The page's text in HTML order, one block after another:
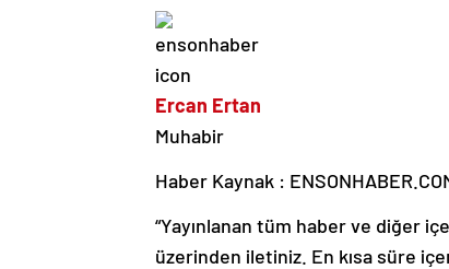
Ercan Ertan
Muhabir
Haber Kaynak :
“Yayınlanan tüm haber ve diğer
üzerinden iletiniz. En kısa süre